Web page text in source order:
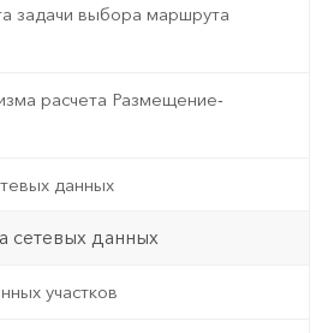
задачи выбора маршрута
расчета Размещение-
данных
сетевых данных
участков